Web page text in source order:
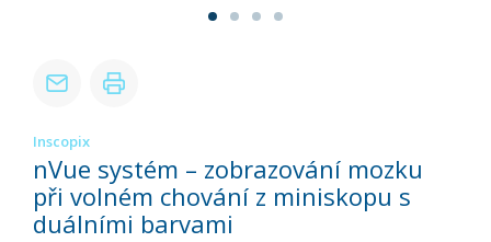
Inscopix
nVue systém – zobrazování mozku
při volném chování z miniskopu s
duálními barvami